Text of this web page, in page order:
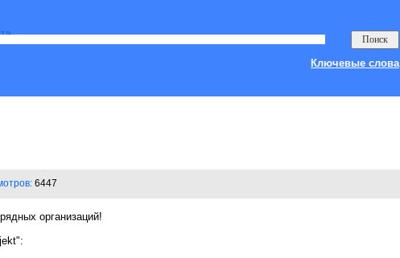
Ключевые слова
6447
организаций!